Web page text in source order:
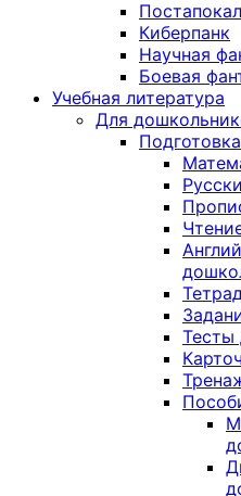
Киберпанк
Научная
Боевая
Учебная литература
Для
Тесты